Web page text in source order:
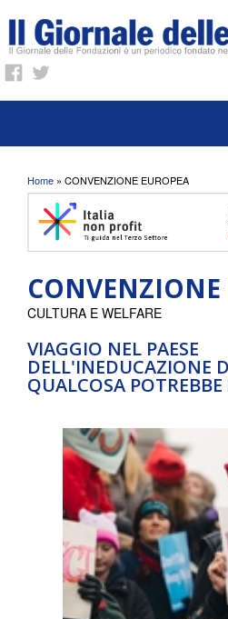
Tu sei qui
Home » CONVENZIONE EUROPEA
CONVENZIONE
VIAGGIO NEL PAESE
DELL'INEDUCAZIONE
QUALCOSA
CULTURA E WELFARE